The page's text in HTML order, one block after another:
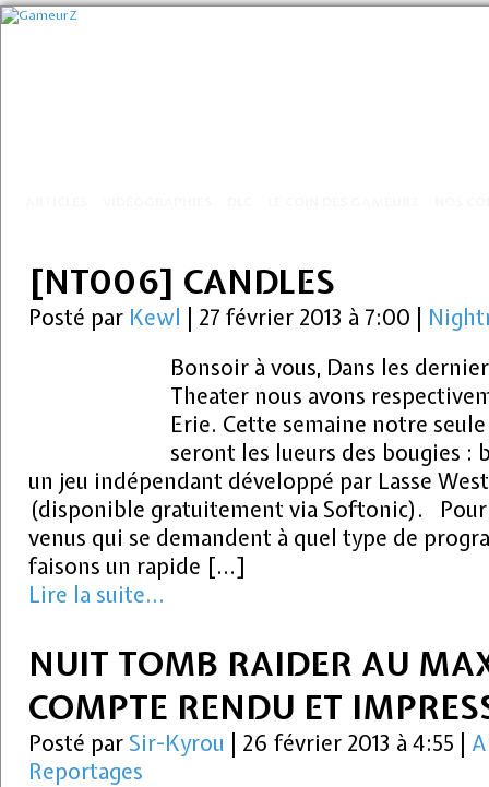
[NT006] CANDLES
Posté par Kewl 27 février 2013 à 7:00
Bonsoir à vous, Dans les
Theater nous avons
Erie. Cette semaine notre
seront les lueurs des bougies :
un jeu indépendant développé par Lasse
(disponible gratuitement via Softonic). Pour
venus qui se demandent à quel type de
faisons un rapide […]
Lire la suite...
NUIT TOMB RAIDER AU
COMPTE RENDU ET
Posté par Sir-Kyrou 26 février 2013 à 4:55
Reportages